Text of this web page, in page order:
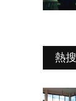
熱搜